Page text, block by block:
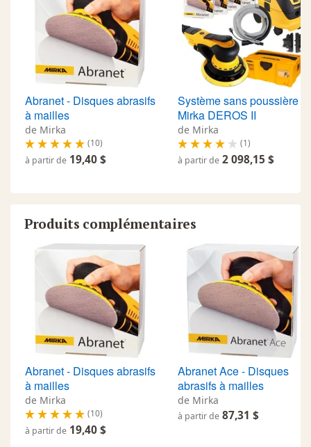
Abranet - Disques abrasifs
à mailles
de Mirka
(10)
à partir de 19,40 $
Système sans poussière
Mirka DEROS II
de Mirka
(1)
à partir de 2 098,15 $
Produits complémentaires
Abranet - Disques abrasifs
à mailles
de Mirka
(10)
à partir de 19,40 $
Abranet Ace - Disques
abrasifs à mailles
de Mirka
à partir de 87,31 $